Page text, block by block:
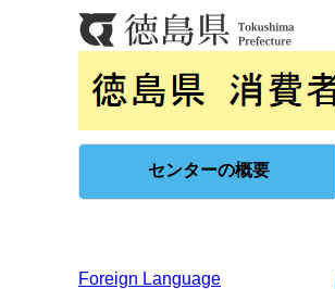
センターの概要
Foreign Language